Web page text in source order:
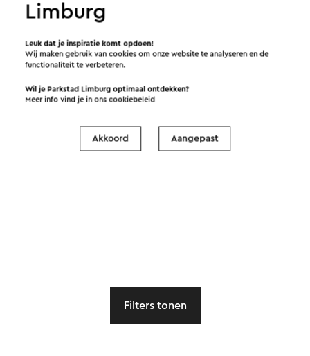
Filters tonen
Limburg
Leuk dat je inspiratie komt opdoen!
Wij maken gebruik van cookies om onze website te analyseren en de
functionaliteit te verbeteren.
Wil je Parkstad Limburg optimaal ontdekken?
Meer info vind je in onscookiebeleid
Akkoord Aangepast